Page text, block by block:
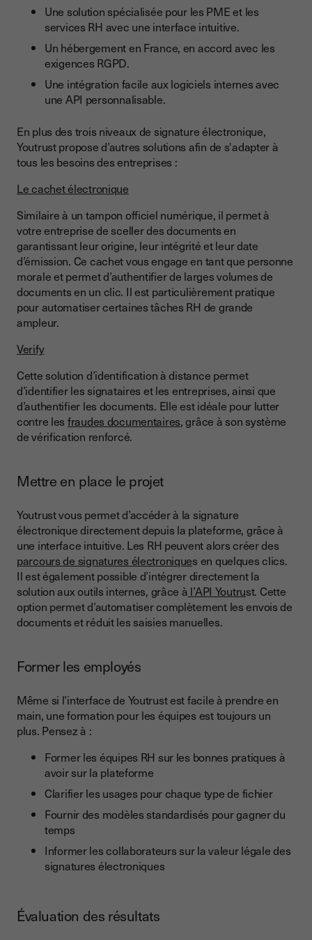
Une solution spécialisée pour les PME et les
services RH avec une interface intuitive.
Un hébergement en France, en accord avec les
exigences RGPD.
Une intégration facile aux logiciels internes avec
une API personnalisable.
En plus des trois niveaux de signature électronique,
Youtrust propose d’autres solutions afin de s'adapter à
tous les besoins des entreprises :
Le cachet électronique
Similaire à un tampon officiel numérique, il permet à
votre entreprise de sceller des documents en
garantissant leur origine, leur intégrité et leur date
d’émission. Ce cachet vous engage en tant que personne
morale et permet d’authentifier de larges volumes de
documents en un clic. Il est particulièrement pratique
pour automatiser certaines tâches RH de grande
ampleur.
Verify
Cette solution d’identification à distance permet
d’identifier les signataires et les entreprises, ainsi que
d’authentifier les documents. Elle est idéale pour lutter
contre les fraudes documentaires, grâce à son système
de vérification renforcé.
Mettre en place le projet
Youtrust vous permet d’accéder à la signature
électronique directement depuis la plateforme, grâce à
une interface intuitive. Les RH peuvent alors créer des
parcours de signatures électroniques en quelques clics.
Il est également possible d’intégrer directement la
solution aux outils internes, grâce à l’API Youtrust. Cette
option permet d’automatiser complètement les envois de
documents et réduit les saisies manuelles.
Former les employés
Même si l’interface de Youtrust est facile à prendre en
main, une formation pour les équipes est toujours un
plus. Pensez à :
Former les équipes RH sur les bonnes pratiques à
avoir sur la plateforme
Clarifier les usages pour chaque type de fichier
Fournir des modèles standardisés pour gagner du
temps
Informer les collaborateurs sur la valeur légale des
signatures électroniques
Évaluation des résultats